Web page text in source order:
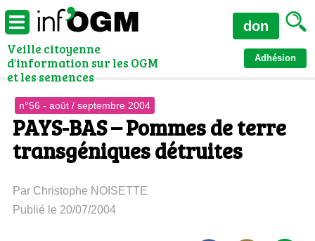
Veille citoyenne
d'information sur les OGM
et les semences
Adhésion
don
n°56 - août / septembre 2004
PAYS-BAS – Pommes de terre
transgéniques détruites
Par Christophe NOISETTE
Publié le 20/07/2004